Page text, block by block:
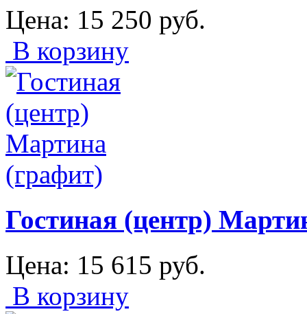
Цена: 15 250 руб.
В корзину
Гостиная (центр)
Цена: 15 615 руб.
В корзину